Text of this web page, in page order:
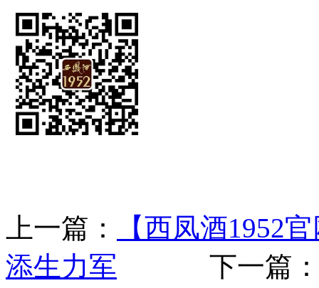
上一篇：
【西凤酒1952
添生力军 下一篇